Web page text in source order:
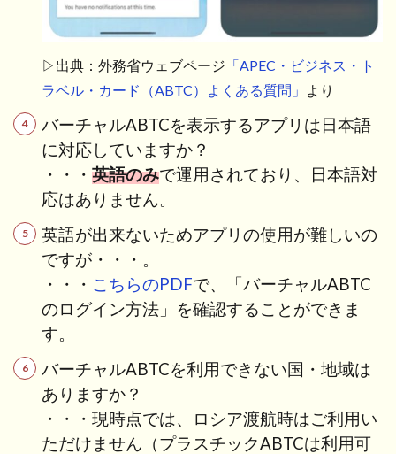
▷出典：外務省ウェブページ 「APEC・ビジネス・ト
ラベル・カード（ABTC）よくある質問」
より
バーチャルABTCを表示するアプリは日本語
に対応していますか？
・・・英語のみで運用されており、日本語対
応はありません。
英語が出来ないためアプリの使用が難しいの
ですが・・・。
・・・ こちらのPDFで、「バーチャルABTC
のログイン方法」を確認することができま
す。
バーチャルABTCを利用できない国・地域は
ありますか？
・・・現時点では、ロシア渡航時はご利用い
ただけません（プラスチックABTCは利用可